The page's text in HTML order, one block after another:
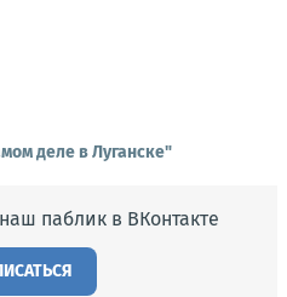
деле в Луганске"
паблик в ВКонтакте